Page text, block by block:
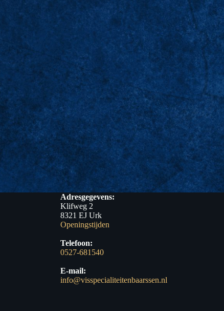
Adresgegevens:
Klifweg 2
8321 EJ Urk
Openingstijden
Telefoon:
0527-681540
E-mail:
info@visspecialiteitenbaarssen.nl